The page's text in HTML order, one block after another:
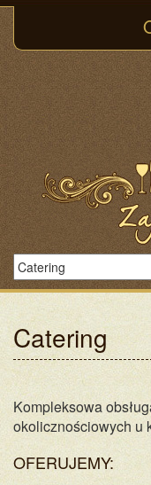
Catering
Kompleksowa
okolicznościowych u
OFERUJEMY: